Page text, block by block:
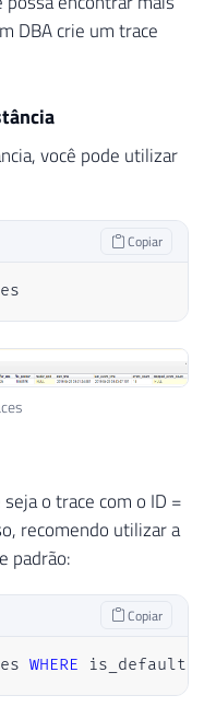
DBA crie um trace
você pode utilizar
Copiar
o trace com o ID =
recomendo utilizar a
padrão:
Copiar
WHERE is_default